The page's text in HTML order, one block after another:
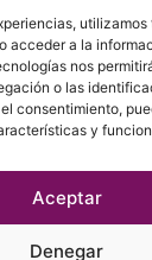
acceder a la
nos
o las
consentimiento,
y
Aceptar
Denegar
de privacidad
de Cookies
Contacto